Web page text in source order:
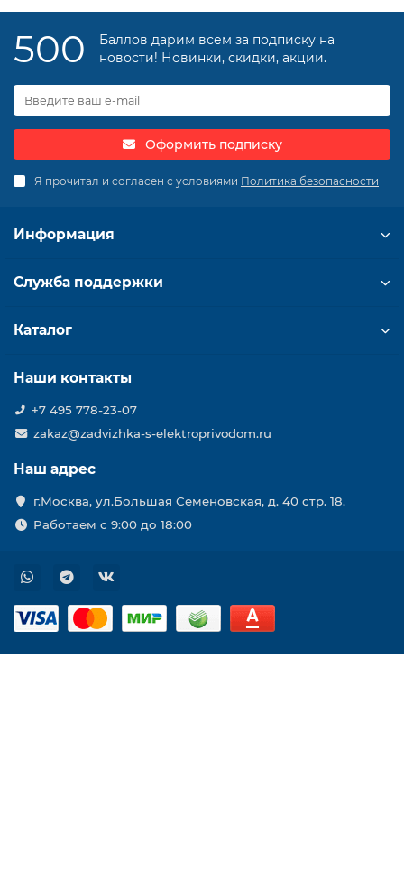
500
Баллов дарим всем за подписку на
новости! Новинки, скидки, акции.
Оформить подписку
Я прочитал и согласен с условиями Политика безопасности
Информация
Служба поддержки
Каталог
Наши контакты
+7 495 778-23-07
zakaz@zadvizhka-s-elektroprivodom.ru
Наш адрес
г.Москва, ул.Большая Семеновская, д. 40 стр. 18.
Работаем с 9:00 до 18:00